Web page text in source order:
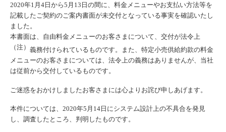
2020年1月4日から5月13日の間に、料金メニューやお支払い方法等を
記載したご契約のご案内書面が未交付となっている事実を確認いたし
ました。
本書面は、自由料金メニューのお客さまについて、交付が法令上
（注） 義務付けられているものです。また、特定小売供給約款の料金
メニューのお客さまについては、法令上の義務はありませんが、当社
は従前から交付しているものです。
ご迷惑をおかけしましたお客さまには心よりお詫び申しあげます。
本件については、2020年5月14日にシステム設計上の不具合を発見
し、調査したところ、判明したものです。